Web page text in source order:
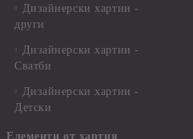
Дизайнерски хартии -
други
Дизайнерски хартии -
Сватби
Дизайнерски хартии -
Детски
Елементи от хартия